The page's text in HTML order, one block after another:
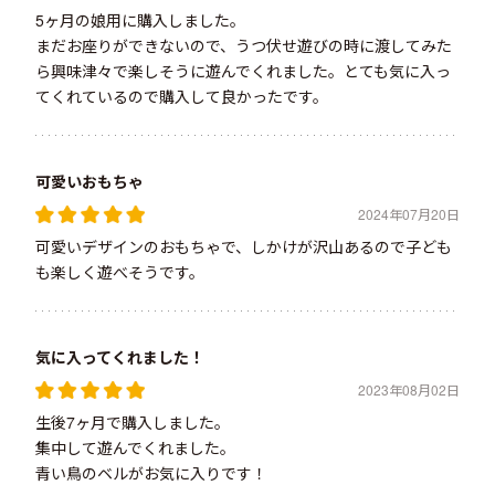
5ヶ月の娘用に購入しました。
まだお座りができないので、うつ伏せ遊びの時に渡してみた
ら興味津々で楽しそうに遊んでくれました。とても気に入っ
てくれているので購入して良かったです。
可愛いおもちゃ
2024年07月20日
可愛いデザインのおもちゃで、しかけが沢山あるので子ども
も楽しく遊べそうです。
気に入ってくれました！
2023年08月02日
生後7ヶ月で購入しました。
集中して遊んでくれました。
青い鳥のベルがお気に入りです！